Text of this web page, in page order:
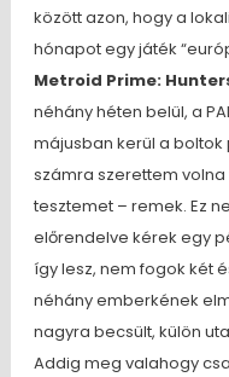
között azon, hogy a
hónapot egy játék
Metroid Prime:
néhány héten belül, a
májusban kerül a boltok
számra szerettem
tesztemet – remek. Ez
előrendelve kérek egy
így lesz, nem fogok két
néhány emberkének
nagyra becsült, külön
Addig meg valahogy